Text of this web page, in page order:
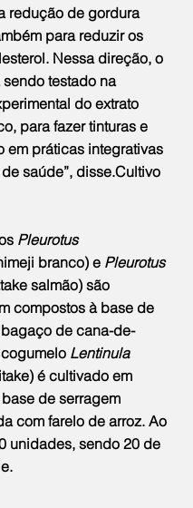
redução de gordura
para reduzir os
Nessa direção, o
testado na
do extrato
para fazer tinturas e
em práticas integrativas
saúde”, disse.Cultivo
Pleurotus
branco) e Pleurotus
salmão) são
compostos à base de
de cana-de-
Lentinula
é cultivado em
de serragem
com farelo de arroz. Ao
unidades, sendo 20 de